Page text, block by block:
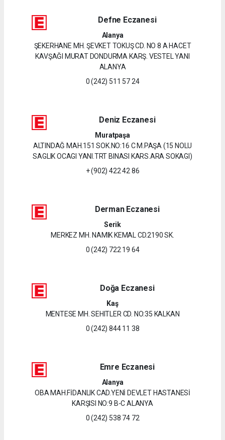
Defne Eczanesi
Alanya
ŞEKERHANE MH. ŞEVKET TOKUŞ CD. NO 8 A HACET
KAVŞAĞI MURAT DONDURMA KARŞ. VESTEL YANI
ALANYA
0 (242) 511 57 24
Deniz Eczanesi
Muratpaşa
ALTINDAĞ MAH.151 SOK.NO:16 C M.PAŞA (15 NOLU
SAGLIK OCAGI YANI.TRT BINASI KARS.ARA SOKAGI)
+ (902) 422 42 86
Derman Eczanesi
Serik
MERKEZ MH. NAMIK KEMAL CD.2190 SK.
0 (242) 722 19 64
Doğa Eczanesi
Kaş
MENTESE MH. SEHITLER CD. NO:35 KALKAN
0 (242) 844 11 38
Emre Eczanesi
Alanya
OBA MAH.FİDANLIK CAD.YENİ DEVLET HASTANESİ
KARŞISI NO:9 B-C ALANYA
0 (242) 538 74 72